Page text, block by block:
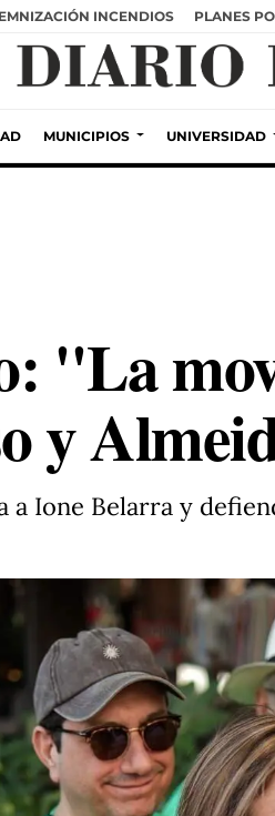
INCENDIOS PLANES
MUNICIPIOS UNIVERSIDAD
"La
y
a Ione Belarra y